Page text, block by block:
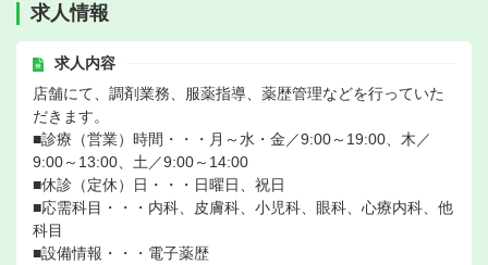
求人情報
求人内容
店舗にて、調剤業務、服薬指導、薬歴管理などを行っていた
だきます。
■診療（営業）時間・・・月～水・金／9:00～19:00、木／
9:00～13:00、土／9:00～14:00
■休診（定休）日・・・日曜日、祝日
■応需科目・・・内科、皮膚科、小児科、眼科、心療内科、他
科目
■設備情報・・・電子薬歴